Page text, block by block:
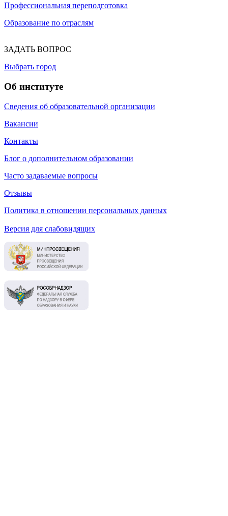
Профессиональная переподготовка
Образование по отраслям
ЗАДАТЬ ВОПРОС
Выбрать город
Об институте
Сведения об образовательной организации
Вакансии
Контакты
Блог о дополнительном образовании
Часто задаваемые вопросы
Отзывы
Политика в отношении персональных данных
Версия для слабовидящих